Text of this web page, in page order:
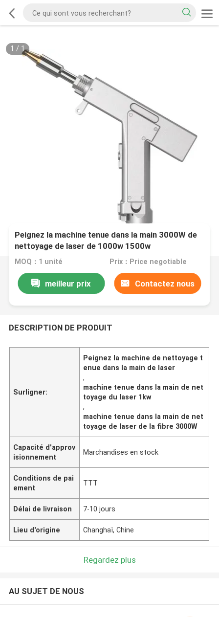
1 / 1
Peignez la machine tenue dans la main 3000W de
nettoyage de laser de 1000w 1500w
MOQ：1 unité Prix：Price negotiable
meilleur prix Contactez nous
DESCRIPTION DE PRODUIT
Surligner:
Peignez la machine de nettoyage t
enue dans la main de laser
,
machine tenue dans la main de net
toyage du laser 1kw
,
machine tenue dans la main de net
toyage de laser de la fibre 3000W
Capacité d'approv
isionnement
Marchandises en stock
Conditions de pai
ement
TTT
Délai de livraison 7-10 jours
Lieu d'origine Changhaï, Chine
Regardez plus
AU SUJET DE NOUS